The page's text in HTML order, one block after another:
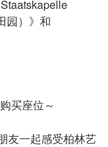
园）》和
买座位～
友一起感受柏林艺